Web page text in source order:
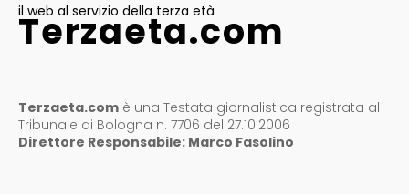
il web al servizio della terza età
Terzaeta.com
Terzaeta.com è una Testata giornalistica registrata al
Tribunale di Bologna n. 7706 del 27.10.2006
Direttore Responsabile: Marco Fasolino